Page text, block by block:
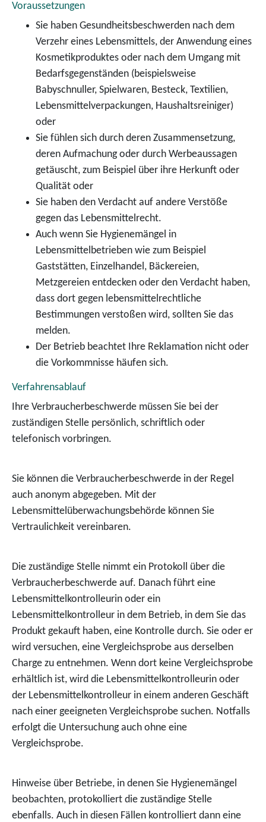
Voraussetzungen
Sie haben Gesundheitsbeschwerden nach dem
Verzehr eines Lebensmittels, der Anwendung eines
Kosmetikproduktes oder nach dem Umgang mit
Bedarfsgegenständen (beispielsweise
Babyschnuller, Spielwaren, Besteck, Textilien,
Lebensmittelverpackungen, Haushaltsreiniger)
oder
Sie fühlen sich durch deren Zusammensetzung,
deren Aufmachung oder durch Werbeaussagen
getäuscht, zum Beispiel über ihre Herkunft oder
Qualität oder
Sie haben den Verdacht auf andere Verstöße
gegen das Lebensmittelrecht.
Auch wenn Sie Hygienemängel in
Lebensmittelbetrieben wie zum Beispiel
Gaststätten, Einzelhandel, Bäckereien,
Metzgereien entdecken oder den Verdacht haben,
dass dort gegen lebensmittelrechtliche
Bestimmungen verstoßen wird, sollten Sie das
melden.
Der Betrieb beachtet Ihre Reklamation nicht oder
die Vorkommnisse häufen sich.
Verfahrensablauf
Ihre Verbraucherbeschwerde müssen Sie bei der
zuständigen Stelle persönlich, schriftlich oder
telefonisch vorbringen.
Sie können die Verbraucherbeschwerde in der Regel
auch anonym abgegeben. Mit der
Lebensmittelüberwachungsbehörde können Sie
Vertraulichkeit vereinbaren.
Die zuständige Stelle nimmt ein Protokoll über die
Verbraucherbeschwerde auf. Danach führt eine
Lebensmittelkontrolleurin oder ein
Lebensmittelkontrolleur in dem Betrieb, in dem Sie das
Produkt gekauft haben, eine Kontrolle durch. Sie oder er
wird versuchen, eine Vergleichsprobe aus derselben
Charge zu entnehmen. Wenn dort keine Vergleichsprobe
erhältlich ist, wird die Lebensmittelkontrolleurin oder
der Lebensmittelkontrolleur in einem anderen Geschäft
nach einer geeigneten Vergleichsprobe suchen. Notfalls
erfolgt die Untersuchung auch ohne eine
Vergleichsprobe.
Hinweise über Betriebe, in denen Sie Hygienemängel
beobachten, protokolliert die zuständige Stelle
ebenfalls. Auch in diesen Fällen kontrolliert dann eine